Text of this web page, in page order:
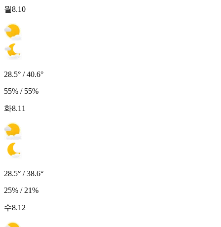
월8.10
28.5° / 40.6°
55% / 55%
화8.11
28.5° / 38.6°
25% / 21%
수8.12